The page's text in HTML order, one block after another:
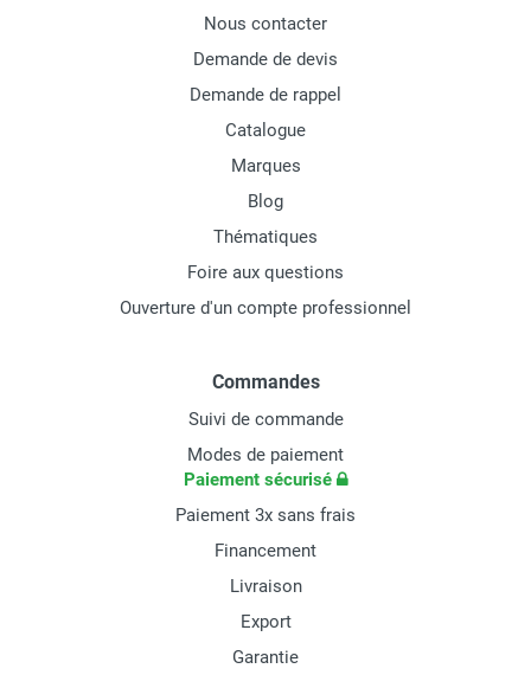
Nous contacter
Demande de devis
Demande de rappel
Catalogue
Marques
Blog
Thématiques
Foire aux questions
Ouverture d'un compte professionnel
Commandes
Suivi de commande
Modes de paiement
Paiement sécurisé
Paiement 3x sans frais
Financement
Livraison
Export
Garantie